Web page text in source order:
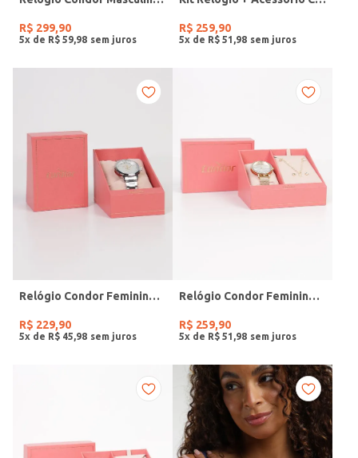
R$ 299,90
5x de R$ 59 98
R$ 259,90
5x de R$ 51 98
Relógio Condor Feminino PRATA
R$ 229,90
5x de R$ 45 98
Relógio Condor Feminino DOURADO
R$ 259,90
5x de R$ 51 98